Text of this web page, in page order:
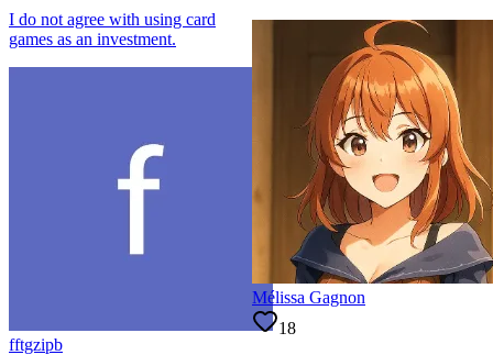
I do not agree with using card
games as an investment.
fftgzipb
Mélissa Gagnon
18